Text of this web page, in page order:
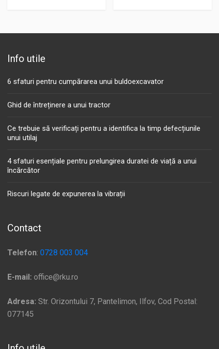
Info utile
6 sfaturi pentru cumpărarea unui buldoexcavator
Ghid de întreținere a unui tractor
Ce trebuie să verificați pentru a identifica la timp defecțiunile
unui utilaj
4 sfaturi esențiale pentru prelungirea duratei de viață a unui
încărcător
Riscuri legate de expunerea la vibrații
Contact
Telefon: 0728 003 004
E-mail: office@rku.ro
Adresa: Str. Orizontului 7, Pantelimon, Ilfov, Cod Postal:
077145